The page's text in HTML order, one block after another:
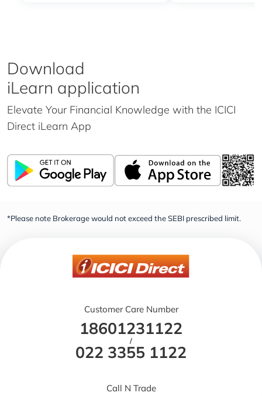
Download
iLearn application
Elevate Your Financial Knowledge with the ICICI
Direct iLearn App
*Please note Brokerage would not exceed the SEBI prescribed limit.
Customer Care Number
18601231122
/
022 3355 1122
Call N Trade